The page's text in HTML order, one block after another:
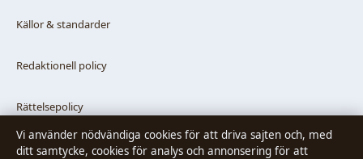
Källor & standarder
Redaktionell policy
Rättelsepolicy
Faktagranskningspolicy
Vi använder nödvändiga cookies för att driva sajten och, med
ditt samtycke, cookies för analys och annonsering för att